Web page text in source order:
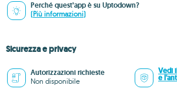
Perché quest’app è su Uptodown?
(Più informazioni)
Sicurezza e privacy
Autorizzazioni richieste
Non disponibile
Vedi
e